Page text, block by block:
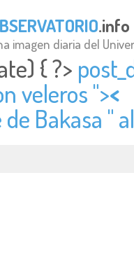
.info
imagen diaria del
{ ?>
veleros "><
de Bakasa "